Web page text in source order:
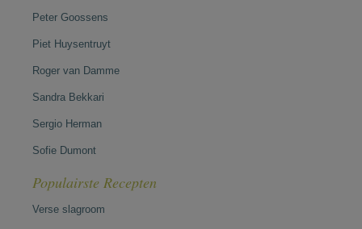
Peter Goossens
Piet Huysentruyt
Roger van Damme
Sandra Bekkari
Sergio Herman
Sofie Dumont
Populairste Recepten
Verse slagroom